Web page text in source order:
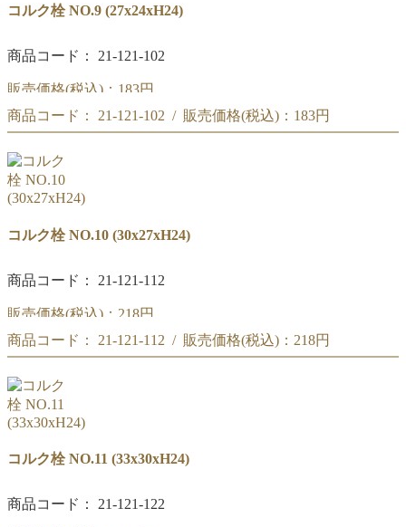
コルク栓 NO.9 (27x24xH24)
商品コード： 21-121-102
販売価格(税込)： 183円
コルク栓 NO.9
商品コード： 21-121-102 / 販売価格(税込)： 183円
コルク栓 NO.9
(27x24xH22)
コルク栓 NO.10 (30x27xH24)
商品コード： 21-121-112
販売価格(税込)： 218円
コルク栓 NO.10
商品コード： 21-121-112 / 販売価格(税込)： 218円
コルク栓 NO.10
(30x27xH24)
コルク栓 NO.11 (33x30xH24)
商品コード： 21-121-122